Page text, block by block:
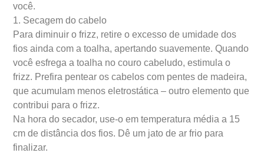
você.
1. Secagem do cabelo
Para diminuir o frizz, retire o excesso de umidade dos
fios ainda com a toalha, apertando suavemente. Quando
você esfrega a toalha no couro cabeludo, estimula o
frizz. Prefira pentear os cabelos com pentes de madeira,
que acumulam menos eletrostática – outro elemento que
contribui para o frizz.
Na hora do secador, use-o em temperatura média a 15
cm de distância dos fios. Dê um jato de ar frio para
finalizar.